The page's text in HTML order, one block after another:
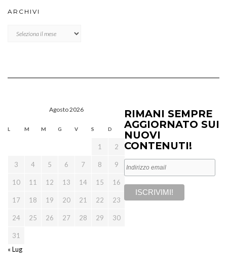
ARCHIVI
Agosto 2026
L M M G V S D
1 2
3 4 5 6 7 8 9
10 11 12 13 14 15 16
17 18 19 20 21 22 23
24 25 26 27 28 29 30
31
« Lug
RIMANI SEMPRE
AGGIORNATO SUI
NUOVI
CONTENUTI!